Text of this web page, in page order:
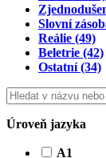
Slovní
Reálie (49)
Beletrie (42)
Ostatní(34)
Úroveň jazyka
A1